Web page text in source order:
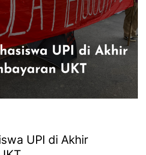
UPI di Akhir